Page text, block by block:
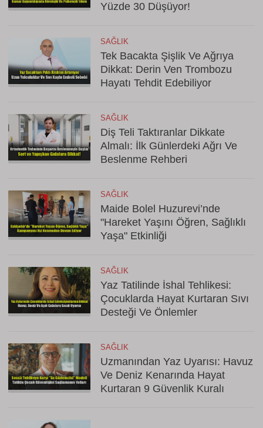
Yüzde 30 Düşüyor!
SAĞLIK
Tek Bacakta Şişlik Ve Ağrıya
Dikkat: Derin Ven Trombozu
Hayatı Tehdit Edebiliyor
SAĞLIK
Diş Teli Taktıranlar Dikkate
Almalı: İlk Günlerdeki Ağrı Ve
Beslenme Rehberi
SAĞLIK
Maide Bolel Huzurevi’nde
"Hareket Yaşını Öğren, Sağlıklı
Yaşa" Etkinliği
SAĞLIK
Yaz Tatilinde İshal Tehlikesi:
Çocuklarda Hayat Kurtaran Sıvı
Desteği Ve Önlemler
SAĞLIK
Uzmanından Yaz Uyarısı: Havuz
Ve Deniz Kenarında Hayat
Kurtaran 9 Güvenlik Kuralı